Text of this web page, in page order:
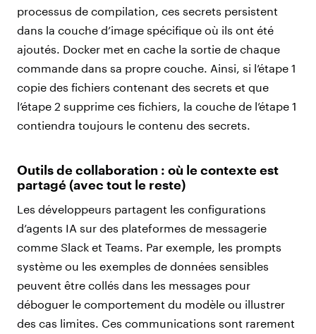
processus de compilation, ces secrets persistent
dans la couche d’image spécifique où ils ont été
ajoutés. Docker met en cache la sortie de chaque
commande dans sa propre couche. Ainsi, si l’étape 1
copie des fichiers contenant des secrets et que
l’étape 2 supprime ces fichiers, la couche de l’étape 1
contiendra toujours le contenu des secrets.
Outils de collaboration : où le contexte est
partagé (avec tout le reste)
Les développeurs partagent les configurations
d’agents IA sur des plateformes de messagerie
comme Slack et Teams. Par exemple, les prompts
système ou les exemples de données sensibles
peuvent être collés dans les messages pour
déboguer le comportement du modèle ou illustrer
des cas limites. Ces communications sont rarement